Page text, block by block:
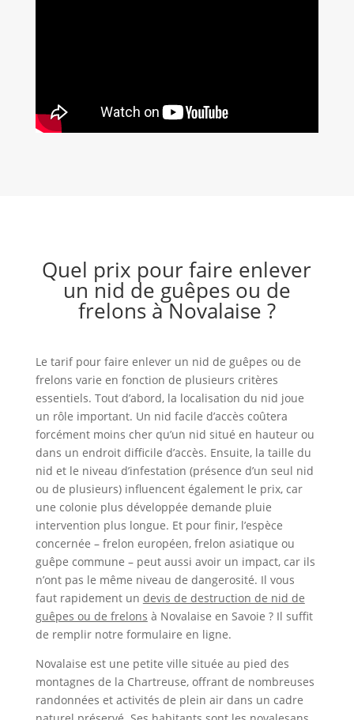
Quel prix pour faire enlever
un nid de guêpes ou de
frelons à Novalaise ?
Le tarif pour faire enlever un nid de guêpes ou de
frelons varie en fonction de plusieurs critères
essentiels. Tout d’abord, la localisation du nid joue
un rôle important. Un nid facile d’accès coûtera
forcément moins cher qu’un nid situé en hauteur ou
dans un endroit difficile d’accès. Ensuite, la taille du
nid et le niveau d’infestation (présence d’un seul nid
ou de plusieurs) influencent également le prix, car
une colonie plus développée demande pluie
intervention plus longue. Et pour finir, l’espèce
concernée – frelon européen, frelon asiatique ou
guêpe commune – peut aussi avoir un impact, car ils
n’ont pas le même niveau de dangerosité. Il vous
faut rapidement un devis de destruction de nid de
guêpes ou de frelons à Novalaise en Savoie ? Il suffit
de remplir notre formulaire en ligne.
Novalaise est une petite ville située au pied des
montagnes de la Chartreuse, offrant de nombreuses
randonnées et activités de plein air dans un cadre